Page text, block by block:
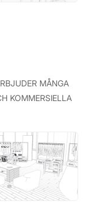
MÅNGA
KOMMERSIELLA